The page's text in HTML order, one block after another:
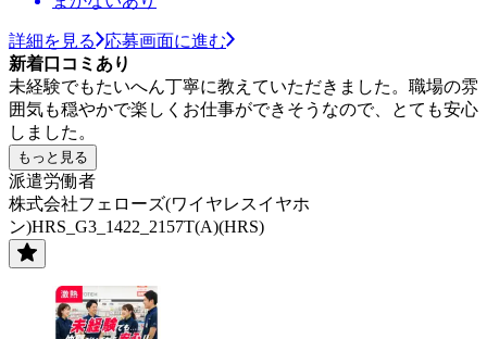
詳細を見る
応募画面に進む
新着口コミあり
未経験でもたいへん丁寧に教えていただきました。職場の雰
囲気も穏やかで楽しくお仕事ができそうなので、とても安心
しました。
もっと見る
派遣労働者
株式会社フェローズ(ワイヤレスイヤホ
ン)HRS_G3_1422_2157T(A)(HRS)